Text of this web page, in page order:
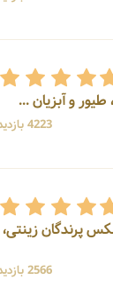
4223 بازدید
پرندگان زینتی،
2566 بازدید